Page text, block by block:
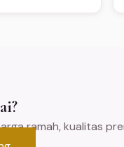
ramah, kualitas